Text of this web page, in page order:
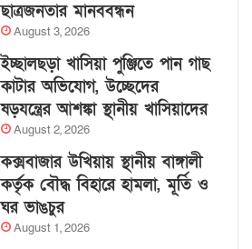
ছাত্রজনতার মানববন্ধন
August 3, 2026
ইচ্ছালছড়া খাসিয়া পুঞ্জিতে পান গাছ
কাটার অভিযোগ, উচ্ছেদের
ষড়যন্ত্রের আশঙ্কা স্থানীয় খাসিয়াদের
August 2, 2026
কক্সবাজার উখিয়ায় স্থানীয় বাঙ্গালী
কর্তৃক বৌদ্ধ বিহারে হামলা, মূর্তি ও
ঘর ভাঙচুর
August 1, 2026